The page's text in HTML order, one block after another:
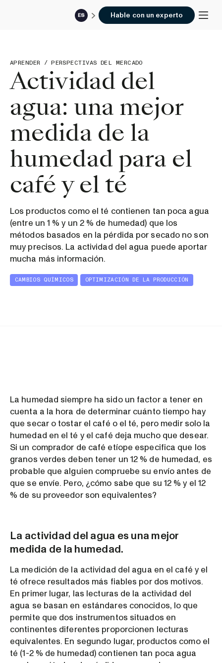
ES Hable con un experto
APRENDER / PERSPECTIVAS DEL MERCADO
Actividad del
agua: una mejor
medida de la
humedad para el
café y el té
Los productos como el té contienen tan poca agua
(entre un 1 % y un 2 % de humedad) que los
métodos basados en la pérdida por secado no son
muy precisos. La actividad del agua puede aportar
mucha más información.
CAMBIOS QUÍMICOS OPTIMIZACIÓN DE LA PRODUCCIÓN
La humedad siempre ha sido un factor a tener en
cuenta a la hora de determinar cuánto tiempo hay
que secar o tostar el café o el té, pero medir solo la
humedad en el té y el café deja mucho que desear.
Si un comprador de café etíope especifica que los
granos verdes deben tener un 12 % de humedad, es
probable que alguien compruebe su envío antes de
que se envíe. Pero, ¿cómo sabe que su 12 % y el 12
% de su proveedor son equivalentes?
La actividad del agua es una mejor
medida de la humedad.
La medición de la actividad del agua en el café y el
té ofrece resultados más fiables por dos motivos.
En primer lugar, las lecturas de la actividad del
agua se basan en estándares conocidos, lo que
permite que dos instrumentos situados en
continentes diferentes proporcionen lecturas
equivalentes. En segundo lugar, productos como el
té (1-2 % de humedad) contienen tan poca agua